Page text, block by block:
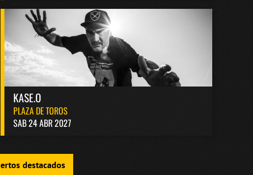
KASE.O
PLAZA DE TOROS
SAB 24 ABR 2027
destacados